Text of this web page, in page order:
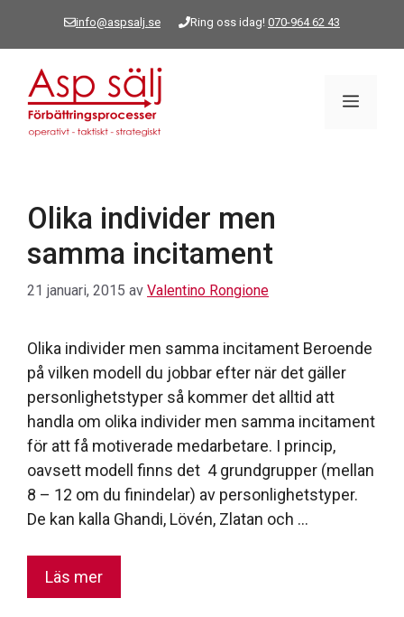
info@aspsalj.se Ring oss idag! 070-964 62 43
Meny
Olika individer men
samma incitament
21 januari, 2015 av Valentino Rongione
Olika individer men samma incitament Beroende
på vilken modell du jobbar efter när det gäller
personlighetstyper så kommer det alltid att
handla om olika individer men samma incitament
för att få motiverade medarbetare. I princip,
oavsett modell finns det 4 grundgrupper (mellan
8 – 12 om du finindelar) av personlighetstyper.
De kan kalla Ghandi, Lövén, Zlatan och …
Läs mer